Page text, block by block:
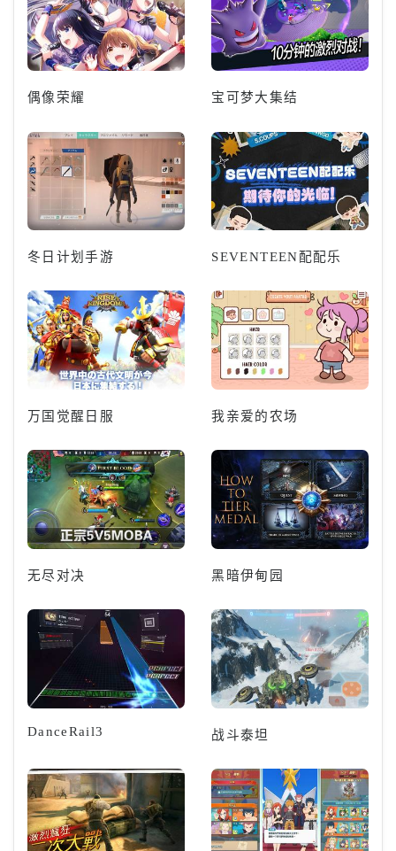
偶像荣耀 宝可梦大集结
冬日计划手游 SEVENTEEN配配乐
万国觉醒日服 我亲爱的农场
无尽对决 黑暗伊甸园
DanceRail3 战斗泰坦